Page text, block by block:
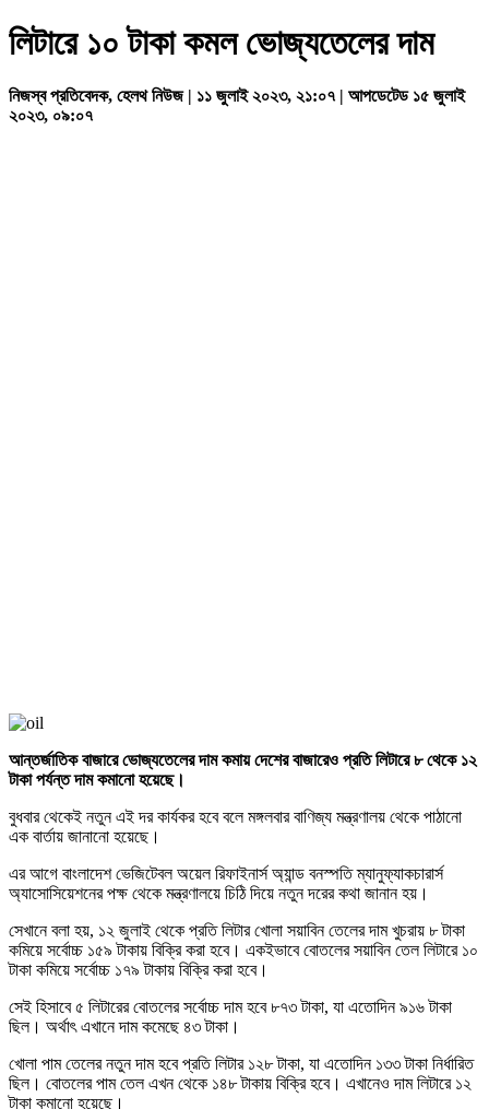
লিটারে ১০ টাকা কমল ভোজ্যতেলের দাম
নিজস্ব প্রতিবেদক, হেলথ নিউজ | ১১ জুলাই ২০২৩, ২১:০৭ | আপডেটেড ১৫ জুলাই
২০২৩, ০৯:০৭
আন্তর্জাতিক বাজারে ভোজ্যতেলের দাম কমায় দেশের বাজারেও প্রতি লিটারে ৮ থেকে ১২
টাকা পর্যন্ত দাম কমানো হয়েছে।
বুধবার থেকেই নতুন এই দর কার্যকর হবে বলে মঙ্গলবার বাণিজ্য মন্ত্রণালয় থেকে পাঠানো
এক বার্তায় জানানো হয়েছে।
এর আগে বাংলাদেশ ভেজিটেবল অয়েল রিফাইনার্স অ্যান্ড বনস্পতি ম্যানুফ্যাকচারার্স
অ্যাসোসিয়েশনের পক্ষ থেকে মন্ত্রণালয়ে চিঠি দিয়ে নতুন দরের কথা জানান হয়।
সেখানে বলা হয়, ১২ জুলাই থেকে প্রতি লিটার খোলা সয়াবিন তেলের দাম খুচরায় ৮ টাকা
কমিয়ে সর্বোচ্চ ১৫৯ টাকায় বিক্রি করা হবে। একইভাবে বোতলের সয়াবিন তেল লিটারে ১০
টাকা কমিয়ে সর্বোচ্চ ১৭৯ টাকায় বিক্রি করা হবে।
সেই হিসাবে ৫ লিটারের বোতলের সর্বোচ্চ দাম হবে ৮৭৩ টাকা, যা এতোদিন ৯১৬ টাকা
ছিল। অর্থাৎ এখানে দাম কমেছে ৪৩ টাকা।
খোলা পাম তেলের নতুন দাম হবে প্রতি লিটার ১২৮ টাকা, যা এতোদিন ১৩৩ টাকা নির্ধারিত
ছিল। বোতলের পাম তেল এখন থেকে ১৪৮ টাকায় বিক্রি হবে। এখানেও দাম লিটারে ১২
টাকা কমানো হয়েছে।